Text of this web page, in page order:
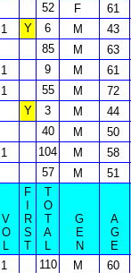
52 F 61
1 Y 6 M 43
85 M 63
1 9 M 61
1 55 M 72
Y 3 M
44
40 M
50
1 104 M
58
57 M 51
V
O
L
F
R
S
T
T
O
T
A
L
G
E
N
A
G
E
1 110 M 60